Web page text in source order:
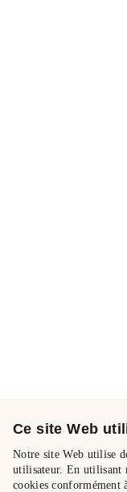
Ce site Web
Notre site Web utilise
utilisateur. En utilisant
cookies